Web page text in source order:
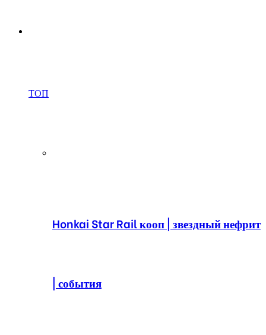
ТОП
Honkai Star Rail кооп | звездный нефрит
| события